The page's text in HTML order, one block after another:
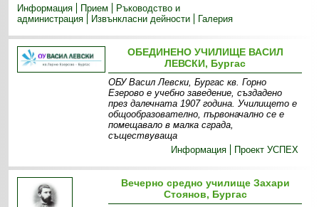
Информация
Прием
Ръководство и
администрация
Извънкласни дейности Галерия
ОБЕДИНЕНО УЧИЛИЩЕ ВАСИЛ
ЛЕВСКИ, Бургас
ОБУ Васил Левски, Бургас кв. Горно
Езерово е учебно заведение, създадено
през далечната 1907 година. Училището е
общообразователно, първоначално се е
помещавало в малка сграда,
съществуваща
Информация
Проект УСПЕХ
Вечерно средно училище Захари
Стоянов, Бургас